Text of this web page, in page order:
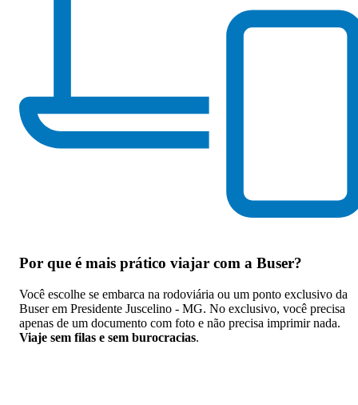
Por que é mais prático viajar com a Buser?
Você escolhe se embarca na rodoviária ou um ponto exclusivo da
Buser em Presidente Juscelino - MG. No exclusivo, você precisa
apenas de um documento com foto e não precisa imprimir nada.
Viaje sem filas e sem burocracias.